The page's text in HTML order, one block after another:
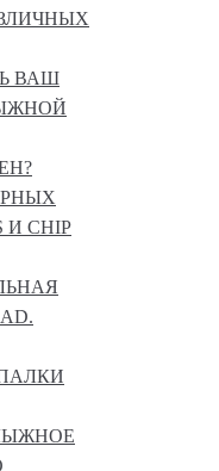
ВАШ
И CHIP